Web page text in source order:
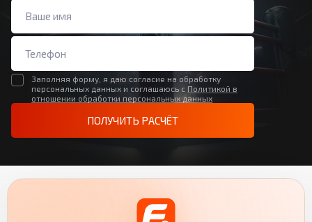
Заполняя форму, я даю согласие на обработку
персональных данных и соглашаюсь с Политикой в
отношении обработки персональных данных
ПОЛУЧИТЬ РАСЧЁТ